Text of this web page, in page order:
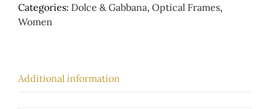
Categories: Dolce & Gabbana, Optical Frames,
Women
Additional information